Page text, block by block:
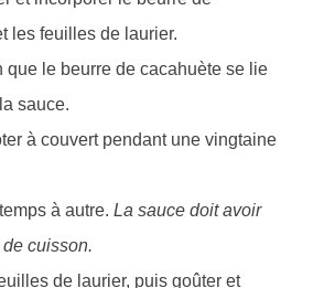
les feuilles de laurier.
que le beurre de cacahuète se lie
sauce.
à couvert pendant une vingtaine
à autre. La sauce doit avoir
cuisson.
de laurier, puis goûter et